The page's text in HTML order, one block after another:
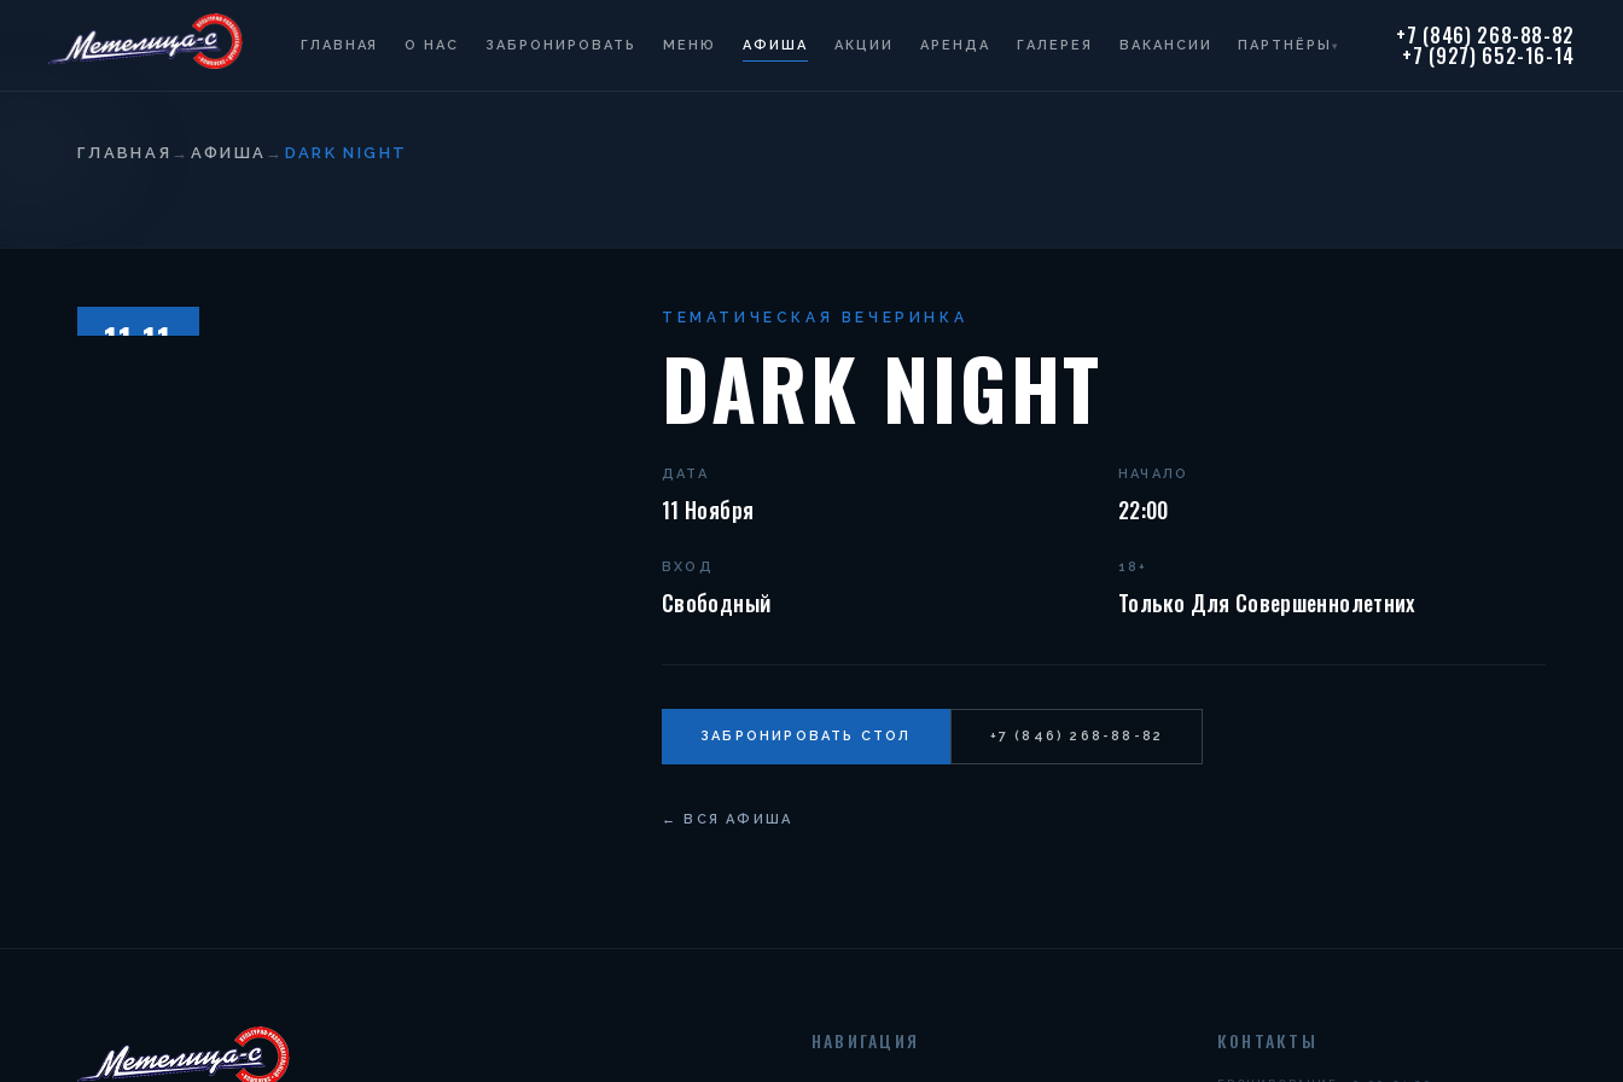
ГЛАВНАЯ О НАС ЗАБРОНИРОВАТЬ МЕНЮ АФИША АКЦИИ АРЕНДА ГАЛЕРЕЯ ВАКАНСИИ ПАРТНЁРЫ▾ +7 (846) 268-88-82
+7 (927) 652-16-14
ГЛАВНАЯ → АФИША → DARK NIGHT
11.11 ТЕМАТИЧЕСКАЯ ВЕЧЕРИНКА
DARK NIGHT
ДАТА
11 Ноября
НАЧАЛО
22:00
ВХОД
Свободный
18+
Только Для Совершеннолетних
ЗАБРОНИРОВАТЬ СТОЛ +7 (846) 268-88-82
← ВСЯ АФИША
НАВИГАЦИЯ КОНТАКТЫ